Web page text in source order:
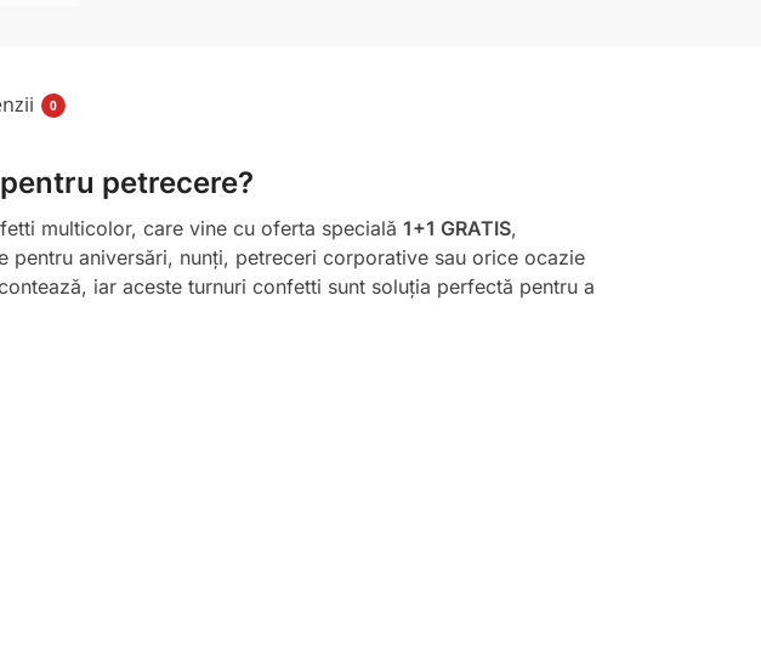
0
petrecere?
multicolor, care vine cu oferta specială 1+1 GRATIS,
pentru aniversări, nunți, petreceri corporative sau orice ocazie
iar aceste turnuri confetti sunt soluția perfectă pentru a